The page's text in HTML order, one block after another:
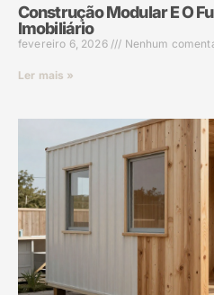
Construção Modular E O
Imobiliário
fevereiro 6, 2026 Nenhum
Ler mais »